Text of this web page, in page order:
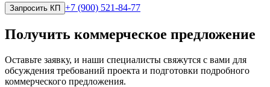
Запросить КП +7 (900) 521-84-77
Получить коммерческое предложение
Оставьте заявку, и наши специалисты свяжутся с вами для
обсуждения требований проекта и подготовки подробного
коммерческого предложения.